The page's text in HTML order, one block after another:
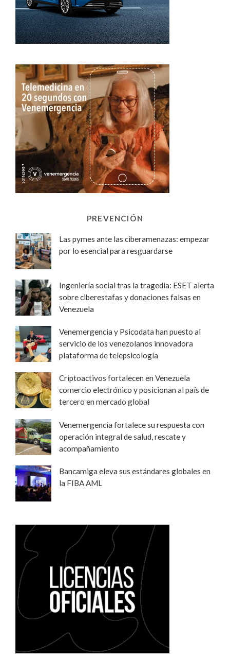
PREVENCIÓN
Las pymes ante las ciberamenazas: empezar
por lo esencial para resguardarse
Ingeniería social tras la tragedia: ESET alerta
sobre ciberestafas y donaciones falsas en
Venezuela
Venemergencia y Psicodata han puesto al
servicio de los venezolanos innovadora
plataforma de telepsicología
Criptoactivos fortalecen en Venezuela
comercio electrónico y posicionan al país de
tercero en mercado global
Venemergencia fortalece su respuesta con
operación integral de salud, rescate y
acompañamiento
Bancamiga eleva sus estándares globales en
la FIBA AML